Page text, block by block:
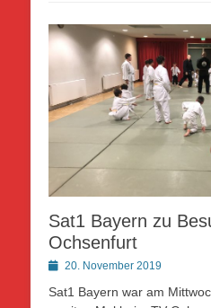
Sat1 Bayern zu
Ochsenfurt
Posted20. November 2019
Sat1 Bayern war am